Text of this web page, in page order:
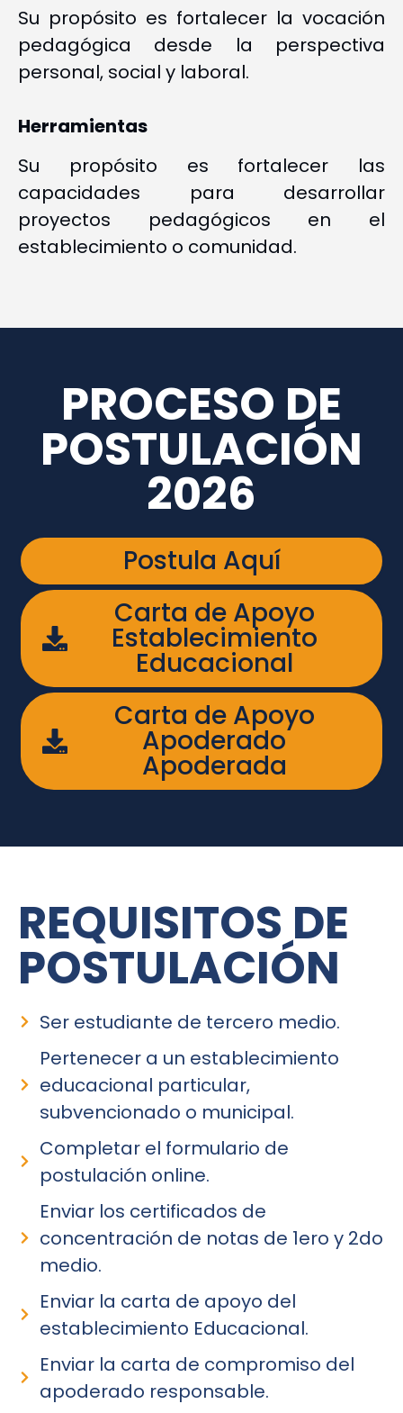
Su propósito es fortalecer la vocación
pedagógica desde la perspectiva
personal, social y laboral.
Herramientas
Su propósito es fortalecer las
capacidades para desarrollar
proyectos pedagógicos en el
establecimiento o comunidad.
PROCESO DE
POSTULACIÓN
2026
Postula Aquí
Carta de Apoyo
Establecimiento
Educacional
Carta de Apoyo
Apoderado
Apoderada
REQUISITOS DE
POSTULACIÓN
Ser estudiante de tercero medio.
Pertenecer a un establecimiento
educacional particular,
subvencionado o municipal.
Completar el formulario de
postulación online.
Enviar los certificados de
concentración de notas de 1ero y 2do
medio.
Enviar la carta de apoyo del
establecimiento Educacional.
Enviar la carta de compromiso del
apoderado responsable.